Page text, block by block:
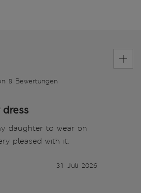
8 Bewertungen
daughter to wear on
pleased with it.
31 Juli 2026